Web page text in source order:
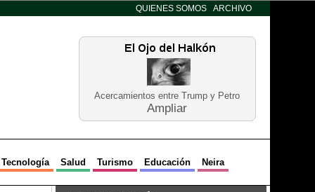
QUIENES SOMOS ARCHIVO
Acercamientos entre Trump y Petro
Ampliar
Tecnología Salud Turismo Educación Neira